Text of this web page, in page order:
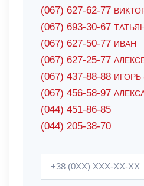
(067) 627-62-77
(067) 693-30-67
(067) 627-50-77 ИВАН
(067) 627-25-77
(067) 437-88-88 ИГОРЬ
(067) 456-58-97
(044) 451-86-85
(044) 205-38-70